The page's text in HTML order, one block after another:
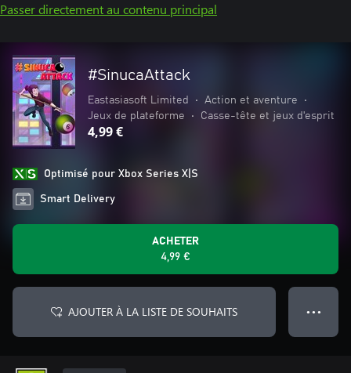
Passer directement au contenu principal
#SinucaAttack
Eastasiasoft Limited • Action et aventure
•
Jeux de plateforme
• Casse-tête et jeux d'esprit
4,99 €
Optimisé pour Xbox Series X|S
Smart Delivery
ACHETER
4,99 €
AJOUTER À LA LISTE DE SOUHAITS ● ● ●